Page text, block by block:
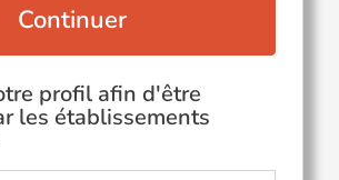
Continuer
profil afin d'être
les établissements